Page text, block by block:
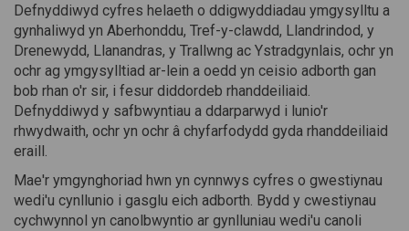
Defnyddiwyd cyfres helaeth o ddigwyddiadau ymgysylltu a
gynhaliwyd yn Aberhonddu, Tref-y-clawdd, Llandrindod, y
Drenewydd, Llanandras, y Trallwng ac Ystradgynlais, ochr yn
ochr ag ymgysylltiad ar-lein a oedd yn ceisio adborth gan
bob rhan o'r sir, i fesur diddordeb rhanddeiliaid.
Defnyddiwyd y safbwyntiau a ddarparwyd i lunio'r
rhwydwaith, ochr yn ochr â chyfarfodydd gyda rhanddeiliaid
eraill.
Mae'r ymgynghoriad hwn yn cynnwys cyfres o gwestiynau
wedi'u cynllunio i gasglu eich adborth. Bydd y cwestiynau
cychwynnol yn canolbwyntio ar gynlluniau wedi'u canoli